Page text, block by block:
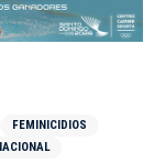
FEMINICIDIOS